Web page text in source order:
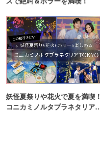
妖怪夏祭りや花火で夏を満喫！
コニカミノルタプラネタリア